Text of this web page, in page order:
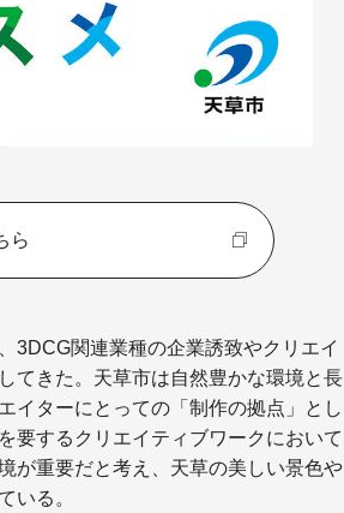
ら
3DCG関連業種の企業誘致やクリエイ
てきた。天草市は自然豊かな環境と長
イターにとっての「制作の拠点」とし
要するクリエイティブワークにおいて
が重要だと考え、天草の美しい景色や
いる。